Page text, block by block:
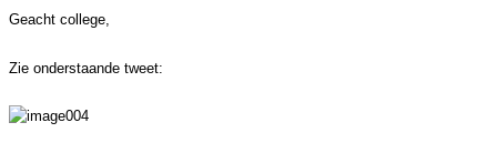
Geacht college,
Zie onderstaande tweet: